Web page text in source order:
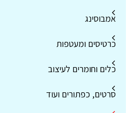
אמבוסינג
כרטיסים ומעטפות
כלים וחומרים לעיצוב
סרטים, כפתורים ועוד